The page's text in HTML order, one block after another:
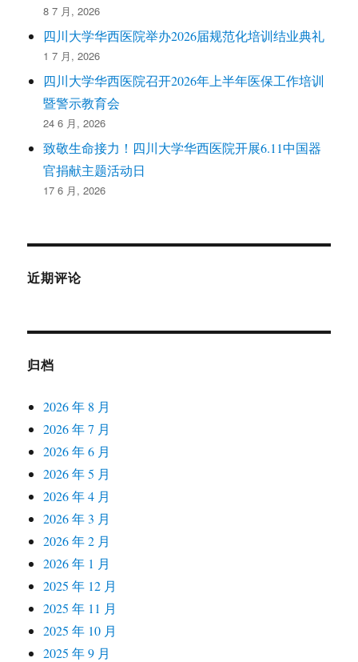
8 7 月, 2026
四川大学华西医院举办2026届规范化培训结业典礼
1 7 月, 2026
四川大学华西医院召开2026年上半年医保工作培训
暨警示教育会
24 6 月, 2026
致敬生命接力！四川大学华西医院开展6.11中国器
官捐献主题活动日
17 6 月, 2026
近期评论
归档
2026 年 8 月
2026 年 7 月
2026 年 6 月
2026 年 5 月
2026 年 4 月
2026 年 3 月
2026 年 2 月
2026 年 1 月
2025 年 12 月
2025 年 11 月
2025 年 10 月
2025 年 9 月